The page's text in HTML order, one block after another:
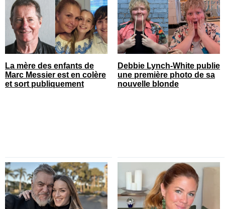
La mère des enfants de
Marc Messier est en colère
et sort publiquement
Debbie Lynch-White publie
une première photo de sa
nouvelle blonde